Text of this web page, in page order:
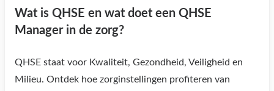
Wat is QHSE en wat doet een QHSE
Manager in de zorg?
QHSE staat voor Kwaliteit, Gezondheid, Veiligheid en
Milieu. Ontdek hoe zorginstellingen profiteren van